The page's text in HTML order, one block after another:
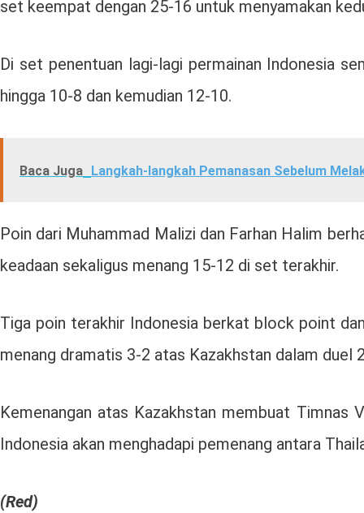
set keempat dengan 25-16 untuk menyamakan
Di set penentuan lagi-lagi permainan Indonesia
hingga 10-8 dan kemudian 12-10.
Baca Juga Langkah-langkah Pemanasan Sebelum
Poin dari Muhammad Malizi dan Farhan Halim
keadaan sekaligus menang 15-12 di set terakhir.
Tiga poin terakhir Indonesia berkat block point
menang dramatis 3-2 atas Kazakhstan dalam duel
Kemenangan atas Kazakhstan membuat
Indonesia akan menghadapi pemenang antara
(Red)